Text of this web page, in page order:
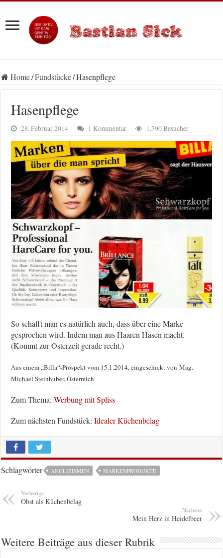
Home/Fundstücke/Hasenpflege
Hasenpflege
28. Februar 2014 1 Kommentar 1,790 Besucher
So schafft man es natürlich auch, dass über eine Marke
gesprochen wird. Indem man aus Haaren Hasen macht.
(Kommt zur Osterzeit gerade recht.)
Aus einem „Billa“-Prospekt vom 15.1.2014, eingeschickt vonMag.
Michael Steinhuber, Österreich
Zum Thema:Werbung mit Spliss
Zum nächsten Fundstück:Idealer Küchenbelag
Schlagwörter ANGLIZISMEN MARKENPRODUKTE
Vorherige
Obst als Küchenbelag
Nächstes
Mein Herz in Heidelbeer
Weitere Beiträge aus dieser Rubrik